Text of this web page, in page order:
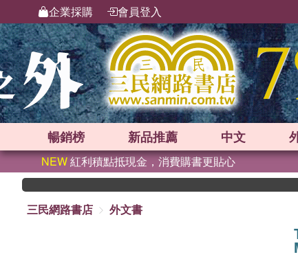
企業採購 會員登入
暢銷榜 新品推薦 中文
NEW紅利積點抵現金，消費購書更貼心
三民網路書店
外文書